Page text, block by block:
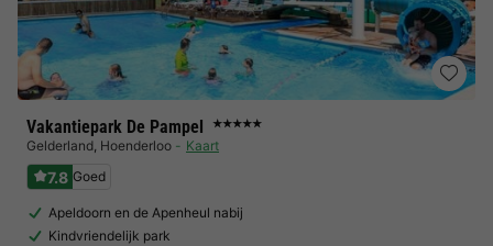
Vakantiepark De Pampel ★★★★★
Gelderland, Hoenderloo Kaart
7.8 Goed
Apeldoorn en de Apenheul nabij
Kindvriendelijk park